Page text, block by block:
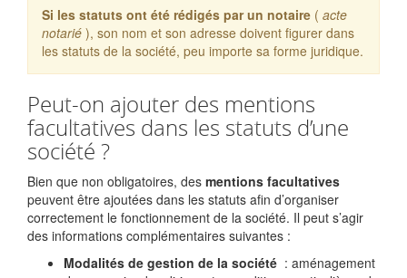
Si les statuts ont été rédigés par un notaire ( acte
notarié ), son nom et son adresse doivent figurer dans
les statuts de la société, peu importe sa forme juridique.
Peut-on ajouter des mentions
facultatives dans les statuts d’une
société ?
Bien que non obligatoires, des mentions facultatives
peuvent être ajoutées dans les statuts afin d’organiser
correctement le fonctionnement de la société. Il peut s’agir
des informations complémentaires suivantes :
Modalités de gestion de la société : aménagement